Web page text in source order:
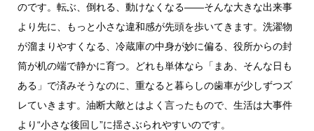
のです。転ぶ、倒れる、動けなくなる――そんな大きな出来事
より先に、もっと小さな違和感が先頭を歩いてきます。洗濯物
が溜まりやすくなる、冷蔵庫の中身が妙に偏る、役所からの封
筒が机の端で静かに育つ。どれも単体なら「まあ、そんな日も
ある」で済みそうなのに、重なると暮らしの歯車が少しずつズ
レていきます。油断大敵とはよく言ったもので、生活は大事件
より“小さな後回し”に揺さぶられやすいのです。